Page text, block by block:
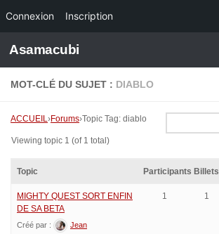
Connexion Inscription
Skip to content
Asamacubi
MOT-CLÉ DU SUJET : DIABLO
ACCUEIL›Forums›Topic Tag: diablo
Viewing topic 1 (of 1 total)
Topic Participants Billets
MIGHTY QUEST SORT ENFIN
DE SA BETA
Créé par :
Jean
1 1